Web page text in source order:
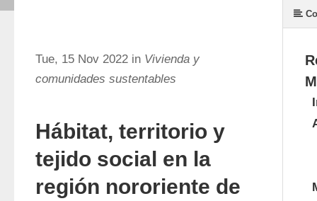
Tue, 15 Nov 2022 in Vivienda y
comunidades sustentables
Hábitat, territorio y
tejido social en la
región nororiente de